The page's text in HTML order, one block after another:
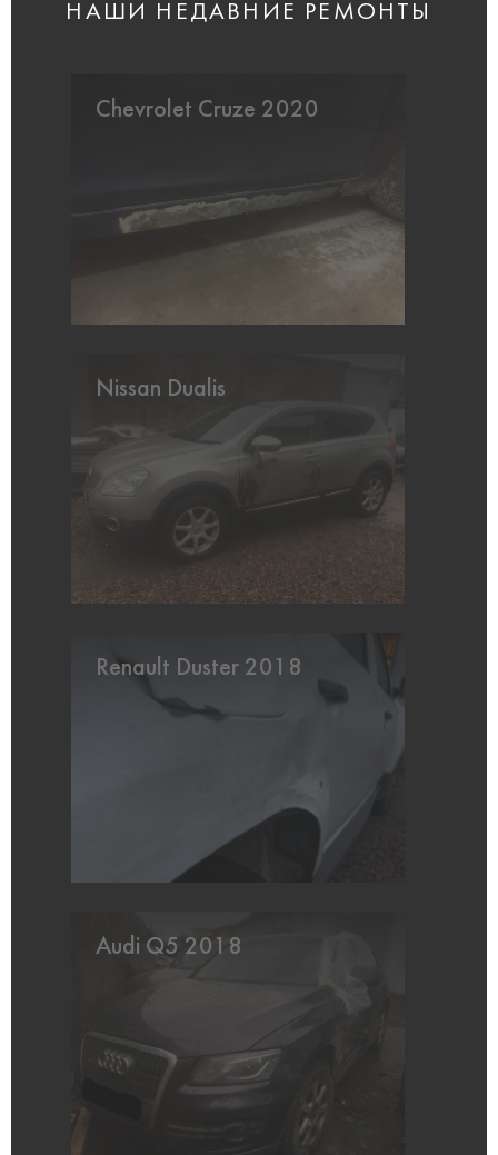
НАШИ НЕДАВНИЕ РЕМОНТЫ
Chevrolet Cruze 2020
Nissan Dualis
Renault Duster 2018
Audi Q5 2018